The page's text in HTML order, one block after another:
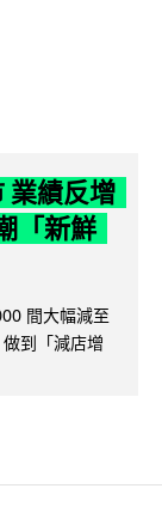
業績反增
「新鮮
間大幅減至
到「減店增